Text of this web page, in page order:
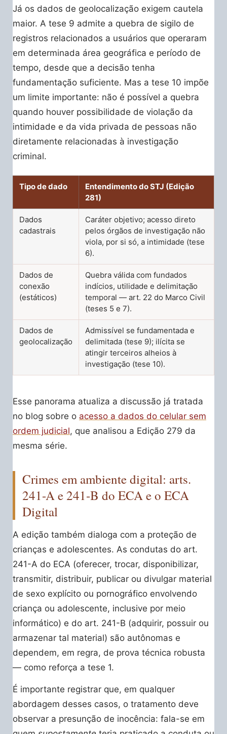
Já os dados de geolocalização exigem cautela
maior. A tese 9 admite a quebra de sigilo de
registros relacionados a usuários que operaram
em determinada área geográfica e período de
tempo, desde que a decisão tenha
fundamentação suficiente. Mas a tese 10 impõe
um limite importante: não é possível a quebra
quando houver possibilidade de violação da
intimidade e da vida privada de pessoas não
diretamente relacionadas à investigação
criminal.
Tipo de dado
Entendimento do STJ (Edição
281)
Dados
cadastrais
Caráter objetivo; acesso direto
pelos órgãos de investigação não
viola, por si só, a intimidade (tese
6).
Dados de
conexão
(estáticos)
Quebra válida com fundados
indícios, utilidade e delimitação
temporal — art. 22 do Marco Civil
(teses 5 e 7).
Dados de
geolocalização
Admissível se fundamentada e
delimitada (tese 9); ilícita se
atingir terceiros alheios à
investigação (tese 10).
Esse panorama atualiza a discussão já tratada
no blog sobre o acesso a dados do celular sem
ordem judicial, que analisou a Edição 279 da
mesma série.
Crimes em ambiente digital: arts.
241-A e 241-B do ECA e o ECA
Digital
A edição também dialoga com a proteção de
crianças e adolescentes. As condutas do art.
241-A do ECA (oferecer, trocar, disponibilizar,
transmitir, distribuir, publicar ou divulgar material
de sexo explícito ou pornográfico envolvendo
criança ou adolescente, inclusive por meio
informático) e do art. 241-B (adquirir, possuir ou
armazenar tal material) são autônomas e
dependem, em regra, de prova técnica robusta
— como reforça a tese 1.
É importante registrar que, em qualquer
abordagem desses casos, o tratamento deve
observar a presunção de inocência: fala-se em